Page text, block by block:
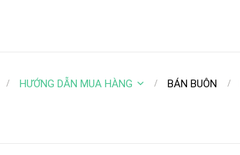
HƯỚNG DẪN MUA HÀNG BÁN BUÔN